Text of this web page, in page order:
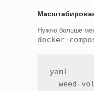
Нужно больше
docker-
yaml
weed-